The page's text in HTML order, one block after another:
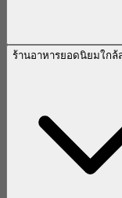
ร้านอาหารยอดนิยมใกล้